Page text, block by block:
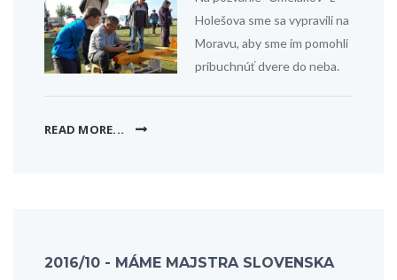
Holešova sme sa vypravili na
Moravu, aby sme im pomohli
pribuchnúť dvere do neba.
READ MORE...
2016/10 - MÁME MAJSTRA SLOVENSKA